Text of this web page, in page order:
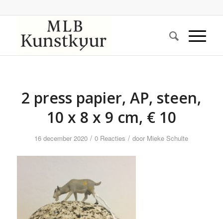
2 press papier, AP, steen,
10 x 8 x 9 cm, € 10
16 december 2020 / 0 Reacties / door Mieke Schulte